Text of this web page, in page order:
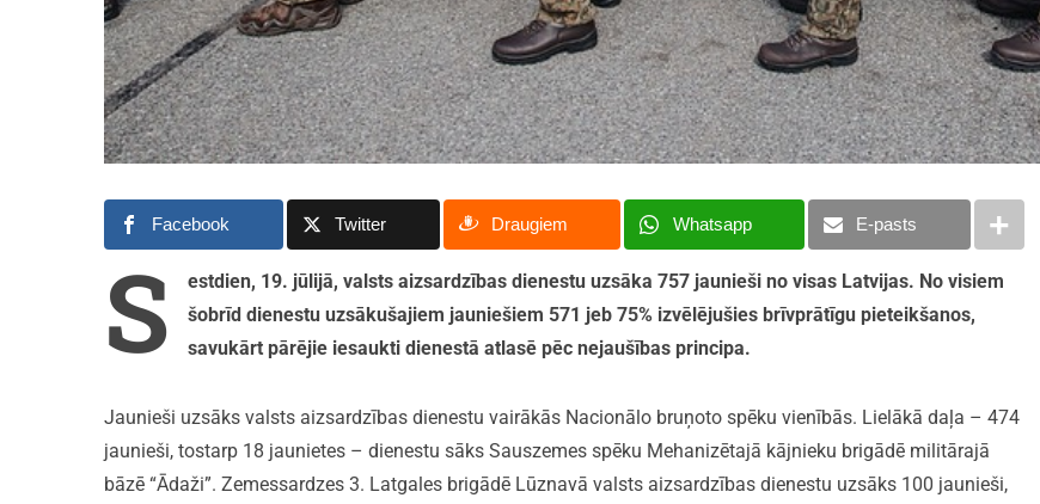
Facebook Twitter Draugiem Whatsapp E-pasts
S
estdien, 19. jūlijā, valsts aizsardzības dienestu uzsāka 757 jaunieši no visas Latvijas. No visiem
šobrīd dienestu uzsākušajiem jauniešiem 571 jeb 75% izvēlējušies brīvprātīgu pieteikšanos,
savukārt pārējie iesaukti dienestā atlasē pēc nejaušības principa.
Jaunieši uzsāks valsts aizsardzības dienestu vairākās Nacionālo bruņoto spēku vienībās. Lielākā daļa – 474
jaunieši, tostarp 18 jaunietes – dienestu sāks Sauszemes spēku Mehanizētajā kājnieku brigādē militārajā
bāzē “Ādaži”. Zemessardzes 3. Latgales brigādē Lūznavā valsts aizsardzības dienestu uzsāks 100 jaunieši,